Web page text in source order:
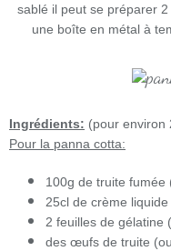
sablé il peut se préparer
une boîte en métal à
Ingrédients: (pour environ
Pour la panna cotta:
100g de truite fumée
25cl de crème liquide
2 feuilles de gélatine
des œufs de truite